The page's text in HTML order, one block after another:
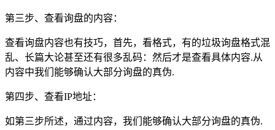
第三步、查看询盘的内容：
查看询盘内容也有技巧，首先，看格式，有的垃圾询盘格式混
乱、长篇大论甚至还有很多乱码：然后才是查看具体内容.从
内容中我们能够确认大部分询盘的真伪.
第四步、查看IP地址：
如第三步所述，通过内容，我们能够确认大部分询盘的真伪.